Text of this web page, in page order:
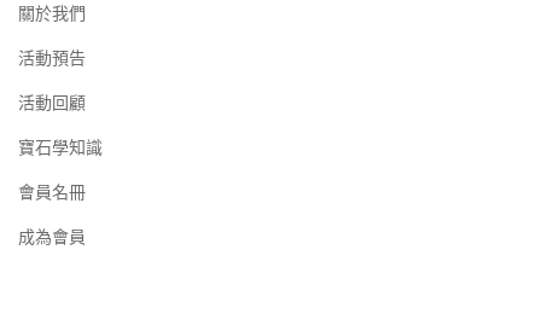
關於我們
活動預告
活動回顧
寶石學知識
會員名冊
成為會員